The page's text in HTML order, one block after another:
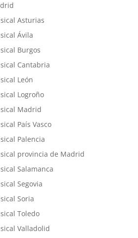
Asturias
Ávila
Burgos
Cantabria
León
Logroño
Madrid
País Vasco
Palencia
provincia de Madrid
Salamanca
Segovia
Soria
Toledo
Valladolid